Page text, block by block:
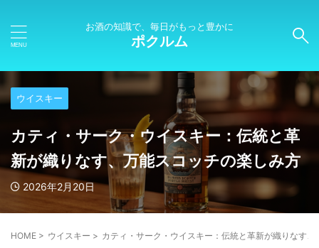
お酒の知識で、毎日がもっと豊かに
ポクルム
ウイスキー
カティ・サーク・ウイスキー：伝統と革
新が織りなす、万能スコッチの楽しみ方
2026年2月20日
HOME > ウイスキー > カティ・サーク・ウイスキー：伝統と革新が織りなす